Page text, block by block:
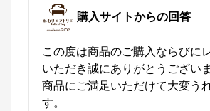
購入サイトからの回答
この度は商品のご購入ならびに
いただき誠にありがとうございま
商品にご満足いただけて大変う
す。